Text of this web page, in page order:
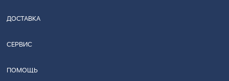
ДОСТАВКА
СЕРВИС
ПОМОЩЬ